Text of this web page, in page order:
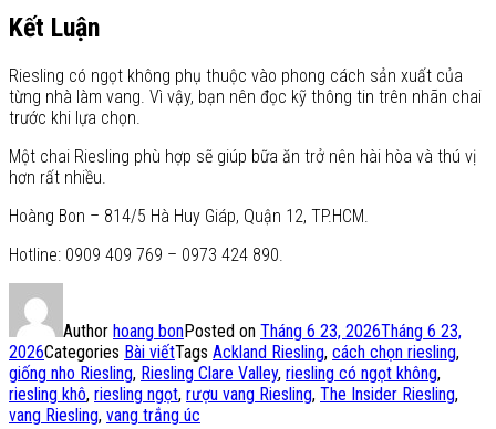
Kết Luận
Riesling có ngọt không phụ thuộc vào phong cách sản xuất của
từng nhà làm vang. Vì vậy, bạn nên đọc kỹ thông tin trên nhãn chai
trước khi lựa chọn.
Một chai Riesling phù hợp sẽ giúp bữa ăn trở nên hài hòa và thú vị
hơn rất nhiều.
Hoàng Bon – 814/5 Hà Huy Giáp, Quận 12, TP.HCM.
Hotline: 0909 409 769 – 0973 424 890.
Author hoang bonPosted on Tháng 6 23, 2026Tháng 6 23,
2026Categories Bài viếtTags Ackland Riesling, cách chọn riesling,
giống nho Riesling, Riesling Clare Valley, riesling có ngọt không,
riesling khô, riesling ngọt, rượu vang Riesling, The Insider Riesling,
vang Riesling, vang trắng úc